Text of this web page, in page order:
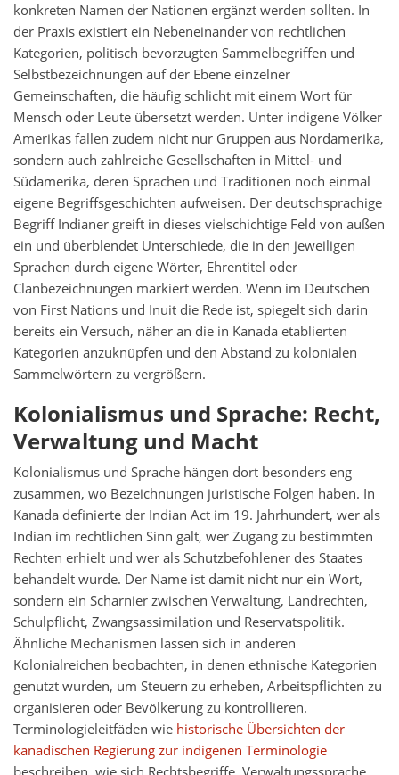
konkreten Namen der Nationen ergänzt werden sollten. In
der Praxis existiert ein Nebeneinander von rechtlichen
Kategorien, politisch bevorzugten Sammelbegriffen und
Selbstbezeichnungen auf der Ebene einzelner
Gemeinschaften, die häufig schlicht mit einem Wort für
Mensch oder Leute übersetzt werden. Unter indigene Völker
Amerikas fallen zudem nicht nur Gruppen aus Nordamerika,
sondern auch zahlreiche Gesellschaften in Mittel- und
Südamerika, deren Sprachen und Traditionen noch einmal
eigene Begriffsgeschichten aufweisen. Der deutschsprachige
Begriff Indianer greift in dieses vielschichtige Feld von außen
ein und überblendet Unterschiede, die in den jeweiligen
Sprachen durch eigene Wörter, Ehrentitel oder
Clanbezeichnungen markiert werden. Wenn im Deutschen
von First Nations und Inuit die Rede ist, spiegelt sich darin
bereits ein Versuch, näher an die in Kanada etablierten
Kategorien anzuknüpfen und den Abstand zu kolonialen
Sammelwörtern zu vergrößern.
Kolonialismus und Sprache: Recht,
Verwaltung und Macht
Kolonialismus und Sprache hängen dort besonders eng
zusammen, wo Bezeichnungen juristische Folgen haben. In
Kanada definierte der Indian Act im 19. Jahrhundert, wer als
Indian im rechtlichen Sinn galt, wer Zugang zu bestimmten
Rechten erhielt und wer als Schutzbefohlener des Staates
behandelt wurde. Der Name ist damit nicht nur ein Wort,
sondern ein Scharnier zwischen Verwaltung, Landrechten,
Schulpflicht, Zwangsassimilation und Reservatspolitik.
Ähnliche Mechanismen lassen sich in anderen
Kolonialreichen beobachten, in denen ethnische Kategorien
genutzt wurden, um Steuern zu erheben, Arbeitspflichten zu
organisieren oder Bevölkerung zu kontrollieren.
Terminologieleitfäden wie historische Übersichten der
kanadischen Regierung zur indigenen Terminologie